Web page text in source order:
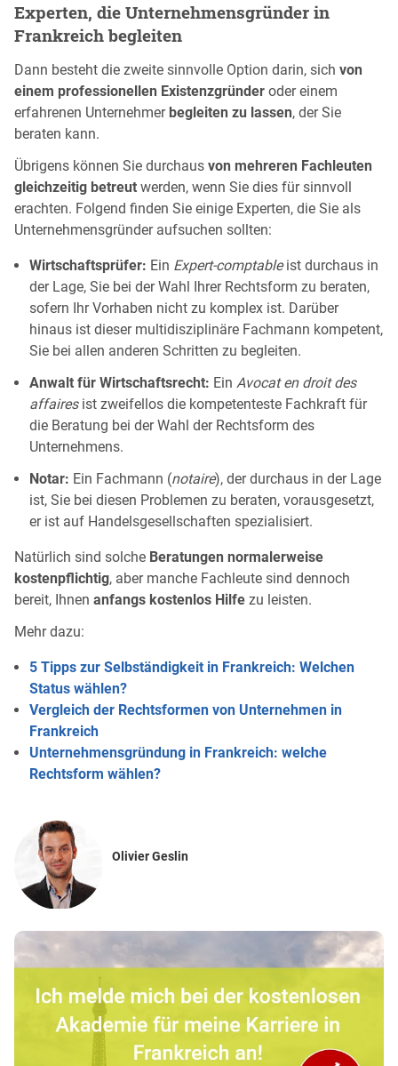
Experten, die Unternehmensgründer in
Frankreich begleiten
Dann besteht die zweite sinnvolle Option darin, sich von
einem professionellen Existenzgründer oder einem
erfahrenen Unternehmer begleiten zu lassen, der Sie
beraten kann.
Übrigens können Sie durchaus von mehreren Fachleuten
gleichzeitig betreut werden, wenn Sie dies für sinnvoll
erachten. Folgend finden Sie einige Experten, die Sie als
Unternehmensgründer aufsuchen sollten:
Wirtschaftsprüfer: Ein Expert-comptableist durchaus in
der Lage, Sie bei der Wahl Ihrer Rechtsform zu beraten,
sofern Ihr Vorhaben nicht zu komplex ist. Darüber
hinaus ist dieser multidisziplinäre Fachmann kompetent,
Sie bei allen anderen Schritten zu begleiten.
Anwalt für Wirtschaftsrecht: Ein Avocat en droit des
affairesist zweifellos die kompetenteste Fachkraft für
die Beratung bei der Wahl der Rechtsform des
Unternehmens.
Notar: Ein Fachmann (notaire), der durchaus in der Lage
ist, Sie bei diesen Problemen zu beraten, vorausgesetzt,
er ist auf Handelsgesellschaften spezialisiert.
Natürlich sind solche Beratungen normalerweise
kostenpflichtig, aber manche Fachleute sind dennoch
bereit, Ihnen anfangs kostenlos Hilfe zu leisten.
Mehr dazu:
5 Tipps zur Selbständigkeit in Frankreich: Welchen
Status wählen?
Vergleich der Rechtsformen von Unternehmen in
Frankreich
Unternehmensgründung in Frankreich: welche
Rechtsform wählen?
Olivier Geslin